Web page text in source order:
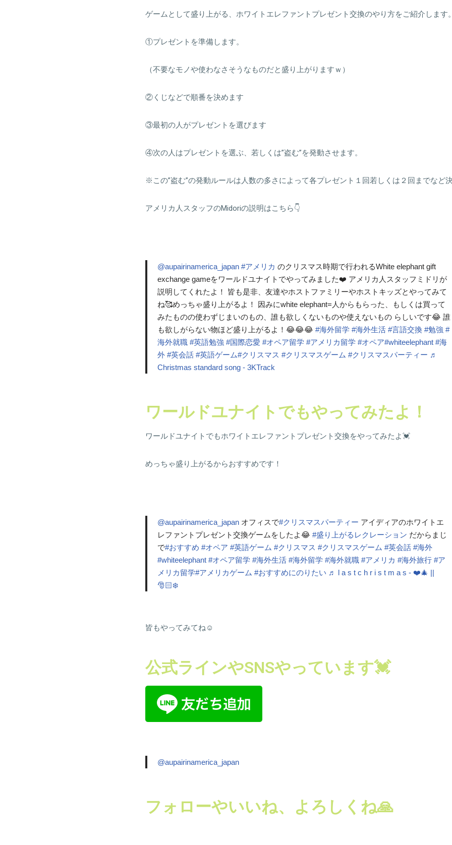
ゲームとして盛り上がる、ホワイトエレファントプレゼント交換のやり方をご紹介します。
①プレゼントを準備します。
（不要なモノや使わなさそうなものだと盛り上がりますｗ）
②くじなどで順番を決めます
③最初の人がプレゼントを選びます
④次の人はプレゼントを選ぶ、若しくは”盗む”を発動させます。
※この”盗む”の発動ルールは人数の多さによって各プレゼント１回若しくは２回までなど
アメリカ人スタッフのMidoriの説明はこちら👇
@aupairinamerica_japan #アメリカ のクリスマス時期で行われるWhite elephant gift
exchange gameをワールドユナイトでやってみました❤️ アメリカ人スタッフミドリが
説明してくれたよ！ 皆も是非、友達やホストファミリーやホストキッズとやってみて
ね🥰めっちゃ盛り上がるよ！ 因みにwhite elephant=人からもらった、もしくは買って
みたものの使わずじまいのもの、誰も欲しくないものや使えないもの らしいです😂 誰
も欲しがらない物ほど盛り上がるよ！😂😂😂 #海外留学 #海外生活 #言語交換 #勉強 #
海外就職 #英語勉強 #国際恋愛 #オペア留学 #アメリカ留学 #オペア#whiteelephant #海
外 #英会話 #英語ゲーム#クリスマス #クリスマスゲーム #クリスマスパーティー ♬
Christmas standard song - 3KTrack
ワールドユナイトでもやってみたよ！
ワールドユナイトでもホワイトエレファントプレゼント交換をやってみたよ💓
めっちゃ盛り上がるからおすすめです！
@aupairinamerica_japanオフィスで#クリスマスパーティー アイディアのホワイトエ
レファントプレゼント交換ゲームをしたよ😂 #盛り上がるレクレーション だからまじ
で#おすすめ #オペア #英語ゲーム #クリスマス #クリスマスゲーム #英会話 #海外
#whiteelephant #オペア留学 #海外生活 #海外留学 #海外就職 #アメリカ #海外旅行 #ア
メリカ留学#アメリカゲーム #おすすめにのりたい ♬ l a s t c h r i s t m a s - ❤️🎄 ||
🎅🏻❄️
皆もやってみてね☺
公式ラインやSNSやっています💓
@aupairinamerica_japan
フォローやいいね、よろしくね🙏